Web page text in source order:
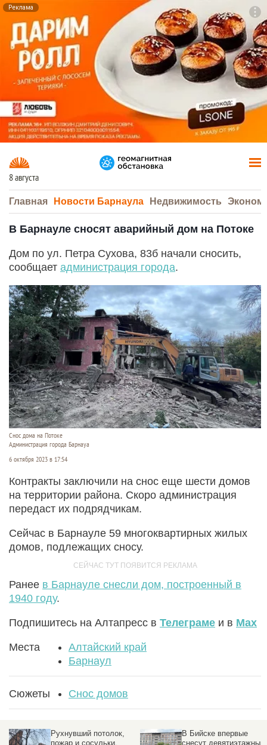
Реклама
8 августа
Главная Новости Барнаула Недвижимость
В Барнауле сносят аварийный дом на Потоке
Дом по ул. Петра Сухова, 83б начали сносить,
сообщает администрация города.
Снос дома на Потоке
Администрация города Барнауа
6 октября 2023 в 17:54
Контракты заключили на снос еще шести домов
на территории района. Скоро администрация
передаст их подрядчикам.
Сейчас в Барнауле 59 многоквартирных жилых
домов, подлежащих сносу.
Ранее в Барнауле снесли дом, построенный в
1940 году.
Подпишитесь на Алтапресс в Телеграме и в Max
Места
Алтайский край
Барнаул
Сюжеты Снос домов
Рухнувший потолок,
пожар и сосульки.
В Бийске впервые
снесут девятиэтажный